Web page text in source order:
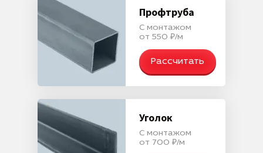
Профтруба
С монтажом
от 550 ₽/м
Рассчитать
Уголок
С монтажом
от 700 ₽/м